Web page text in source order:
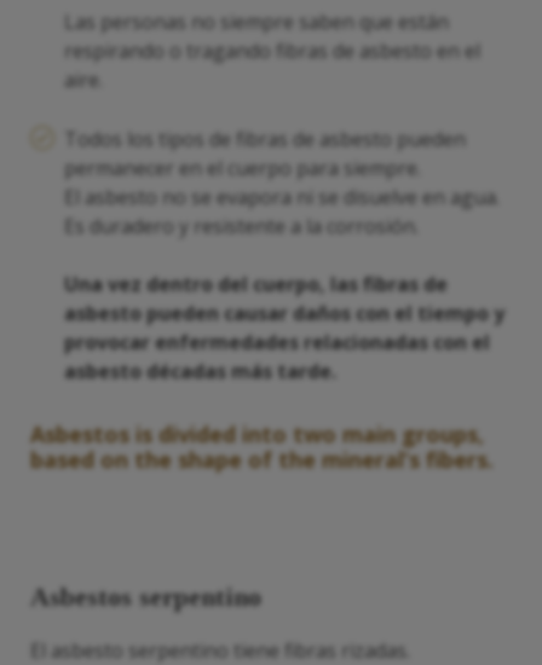
Las personas no siempre saben que están
respirando o tragando fibras de asbesto en el
aire.
Todos los tipos de fibras de asbesto pueden
permanecer en el cuerpo para siempre.
El asbesto no se evapora ni se disuelve en agua.
Es duradero y resistente a la corrosión.
Una vez dentro del cuerpo, las fibras de
asbesto pueden causar daños con el tiempo y
provocar enfermedades relacionadas con el
asbesto décadas más tarde.
Asbestos is divided into two main groups,
based on the shape of the mineral’s fibers.
Asbestos serpentino
El asbesto serpentino tiene fibras rizadas.